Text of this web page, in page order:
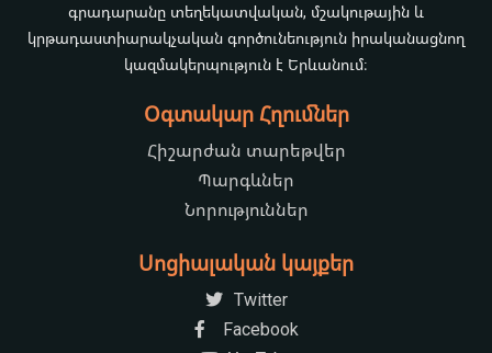
գրադարանը տեղեկատվական, մշակութային և
կրթադաստիարակչական գործունեություն իրականացնող
կազմակերպություն է Երևանում։
Օգտակար Հղումներ
Հիշարժան տարեթվեր
Պարգևներ
Նորություններ
Սոցիալական կայքեր
Twitter
Facebook